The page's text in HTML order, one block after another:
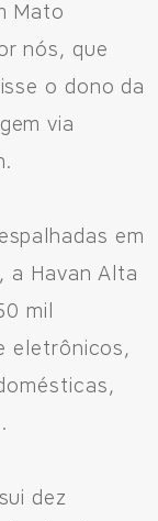
Mato
nós, que
o dono da
via
em
a Havan Alta
mil
eletrônicos,
dez